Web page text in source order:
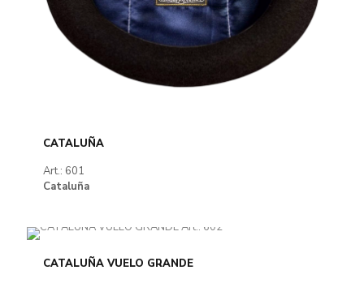
CATALUÑA
Art.: 601
Cataluña
CATALUÑA VUELO GRANDE